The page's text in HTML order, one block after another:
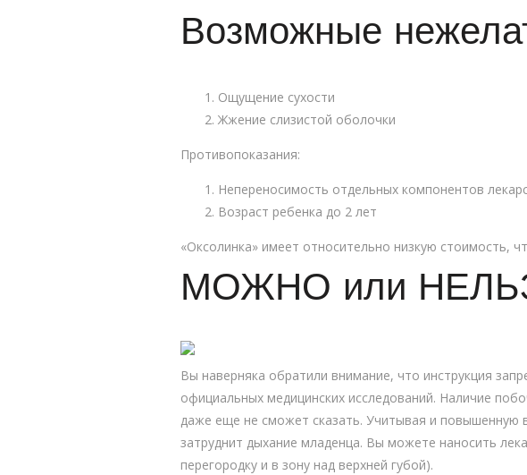
Возможные
Ощущение сухости
Жжение слизистой оболочки
Противопоказания:
Непереносимость отдельных компонентов
Возраст ребенка до 2 лет
«Оксолинка» имеет относительно низкую стоимость,
МОЖНО или
Вы наверняка обратили внимание, что инструкция
официальных медицинских исследований. Наличие
даже еще не сможет сказать. Учитывая и повышенную
затруднит дыхание младенца. Вы можете наносить
перегородку и в зону над верхней губой).